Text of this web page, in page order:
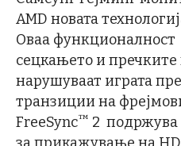
AMD новата
Оваа
сецкањето и пречките
нарушуваат играта
транзиции на
FreeSync™ 2 подржува